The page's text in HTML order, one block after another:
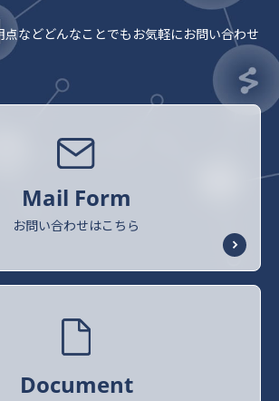
点などどんなことでもお気軽にお問い合わせ
Mail Form
お問い合わせはこちら
Document